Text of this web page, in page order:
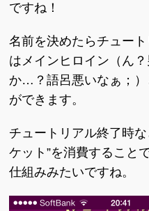
ですね！
名前を決めたらチュー
はメインヒロイン（ん
か…？語呂悪いなぁ；）
ができます。
チュートリアル終了時
ケット”を消費すること
仕組みみたいですね。